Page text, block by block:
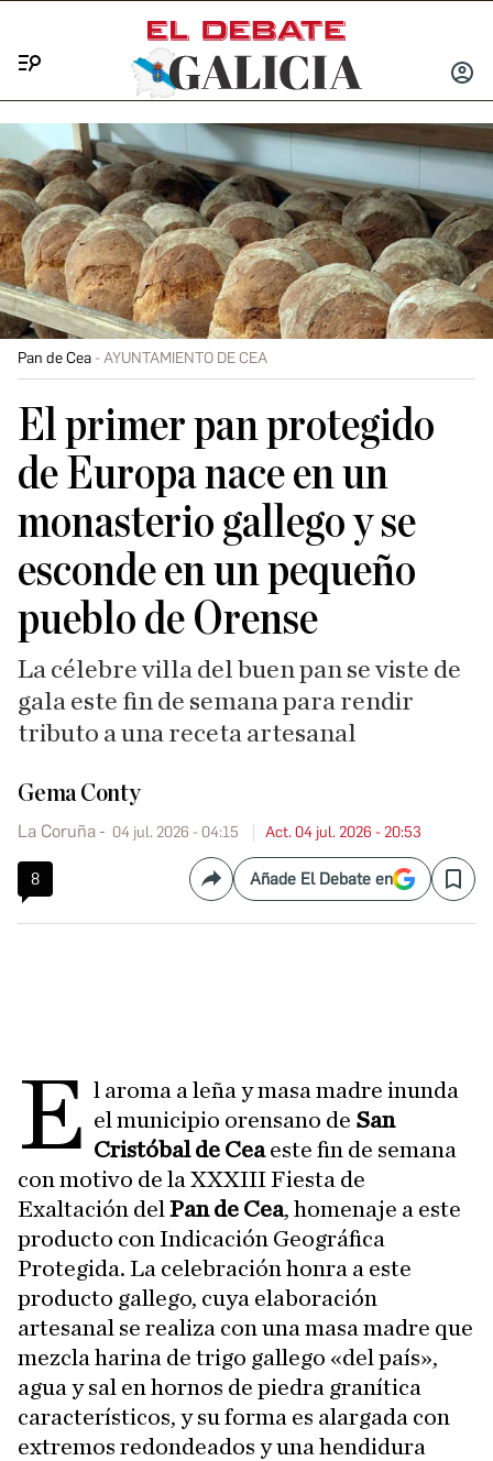
INICIAR
Pan de Cea AYUNTAMIENTO DE CEA
El primer pan protegido
de Europa nace en un
monasterio gallego y se
esconde en un pequeño
pueblo de Orense
La célebre villa del buen pan se viste de
gala este fin de semana para rendir
tributo a una receta artesanal
Gema Conty
La Coruña 04 jul. 2026 - 04:15 Act. 04 jul. 2026 - 20:53
8 CompartirAñade El Debate en Save
E l aroma a leña y masa madre inunda
el municipio orensano de San
Cristóbal de Ceaeste fin de semana
con motivo de la XXXIII Fiesta de
Exaltación del Pan de Cea, homenaje a este
producto con Indicación Geográfica
Protegida. La celebración honra a este
producto gallego, cuya elaboración
artesanal se realiza con una masa madre que
mezcla harina de trigo gallego «del país»,
agua y sal en hornos de piedra granítica
característicos, y su forma es alargada con
extremos redondeados y una hendidura